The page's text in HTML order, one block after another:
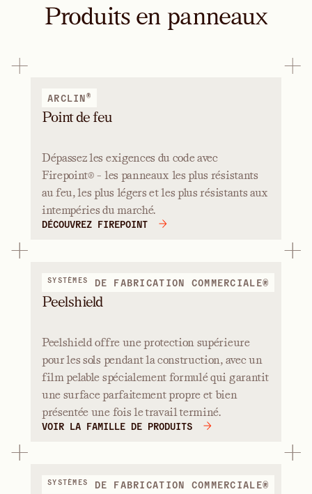
Produits en panneaux
ARCLIN®
Point de feu
Dépassez les exigences du code avec
Firepoint® - les panneaux les plus résistants
au feu, les plus légers et les plus résistants aux
intempéries du marché.
DÉCOUVREZ FIREPOINT
SYSTÈMES DE FABRICATION COMMERCIALE®
Peelshield
Peelshield offre une protection supérieure
pour les sols pendant la construction, avec un
film pelable spécialement formulé qui garantit
une surface parfaitement propre et bien
présentée une fois le travail terminé.
VOIR LA FAMILLE DE PRODUITS
SYSTÈMES DE FABRICATION COMMERCIALE®